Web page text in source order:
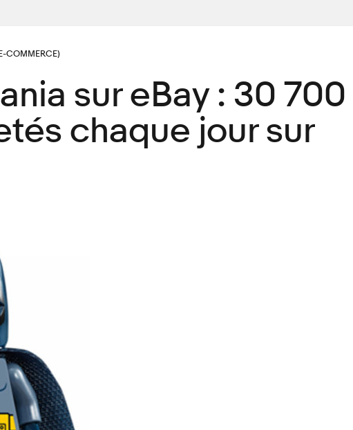
COMMERCE)
sur eBay : 30 700
chaque jour sur